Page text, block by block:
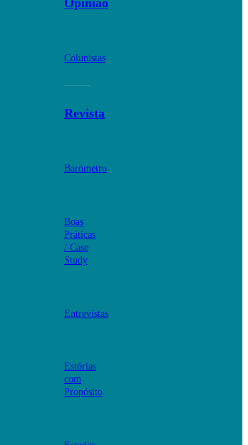
Colunistas
Revista
Barómetro
Boas
Práticas
/ Case
Study
Entrevistas
Estórias
com
Propósito